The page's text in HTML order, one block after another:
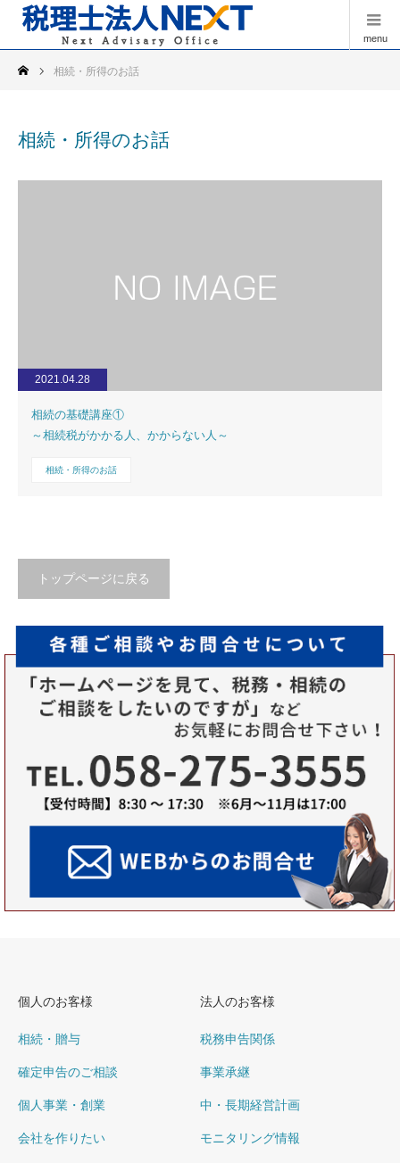
menu
相続・所得のお話
相続・所得のお話
2021.04.28
相続の基礎講座①
～相続税がかかる人、かからない人～
相続・所得のお話
トップページに戻る
個人のお客様
相続・贈与
確定申告のご相談
個人事業・創業
会社を作りたい
法人のお客様
税務申告関係
事業承継
中・長期経営計画
モニタリング情報